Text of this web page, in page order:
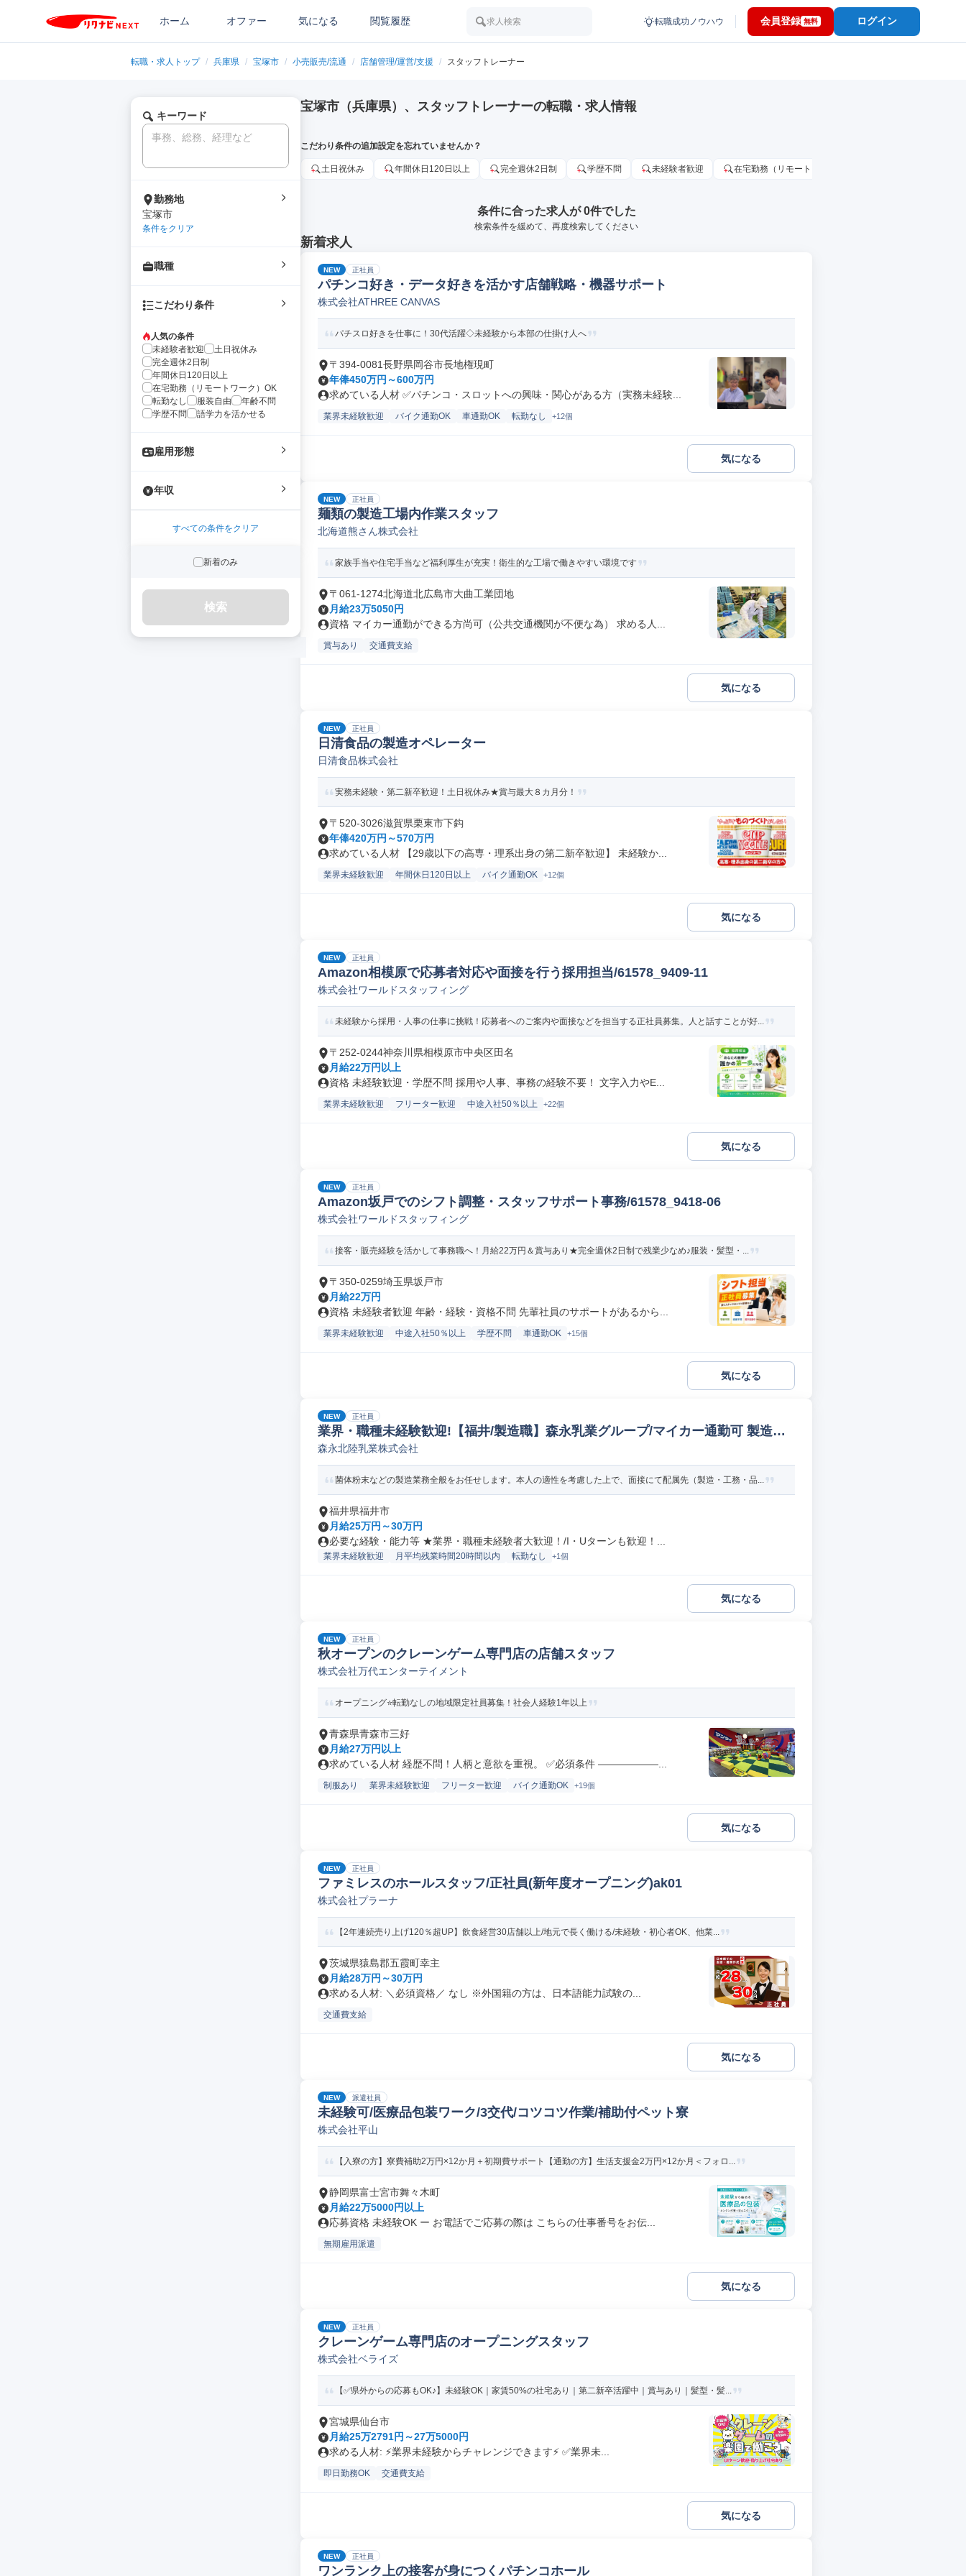
ホーム オファー 気になる 閲覧履歴 求人検索 転職成功ノウハウ 会員登録 無料 ログイン
転職・求人トップ / 兵庫県 / 宝塚市 / 小売販売/流通 / 店舗管理/運営/支援 / スタッフトレーナー
キーワード
勤務地
宝塚市
条件をクリア
職種
こだわり条件
人気の条件
未経験者歓迎
土日祝休み
完全週休2日制
年間休日120日以上
在宅勤務（リモートワーク）OK
転勤なし
服装自由
年齢不問
学歴不問
語学力を活かせる
雇用形態
年収
すべての条件をクリア
新着のみ
検索
宝塚市（兵庫県）、スタッフトレーナーの転職・求人情報
こだわり条件の追加設定を忘れていませんか？
土日祝休み 年間休日120日以上 完全週休2日制 学歴不問 未経験者歓迎 在宅勤務（リモートワーク）OK
条件に合った求人が 0件でした
検索条件を緩めて、再度検索してください
新着求人
NEW 正社員
パチンコ好き・データ好きを活かす店舗戦略・機器サポート
株式会社ATHREE CANVAS
パチスロ好きを仕事に！30代活躍◇未経験から本部の仕掛け人へ
〒394-0081長野県岡谷市長地権現町
年俸450万円～600万円
求めている人材 ✅パチンコ・スロットへの興味・関心がある方（実務未経験...
業界未経験歓迎 バイク通勤OK 車通勤OK 転勤なし +12個
気になる
NEW 正社員
麺類の製造工場内作業スタッフ
北海道熊さん株式会社
家族手当や住宅手当など福利厚生が充実！衛生的な工場で働きやすい環境です
〒061-1274北海道北広島市大曲工業団地
月給23万5050円
資格 マイカー通勤ができる方尚可（公共交通機関が不便な為） 求める人...
賞与あり 交通費支給
気になる
NEW 正社員
日清食品の製造オペレーター
日清食品株式会社
実務未経験・第二新卒歓迎！土日祝休み★賞与最大８カ月分！
〒520-3026滋賀県栗東市下鈎
年俸420万円～570万円
求めている人材 【29歳以下の高専・理系出身の第二新卒歓迎】 未経験か...
業界未経験歓迎 年間休日120日以上 バイク通勤OK +12個
気になる
NEW 正社員
Amazon相模原で応募者対応や面接を行う採用担当/61578_9409-11
株式会社ワールドスタッフィング
未経験から採用・人事の仕事に挑戦！応募者へのご案内や面接などを担当する正社員募集。人と話すことが好...
〒252-0244神奈川県相模原市中央区田名
月給22万円以上
資格 未経験歓迎・学歴不問 採用や人事、事務の経験不要！ 文字入力やE...
業界未経験歓迎 フリーター歓迎 中途入社50％以上 +22個
気になる
NEW 正社員
Amazon坂戸でのシフト調整・スタッフサポート事務/61578_9418-06
株式会社ワールドスタッフィング
接客・販売経験を活かして事務職へ！月給22万円＆賞与あり★完全週休2日制で残業少なめ♪服装・髪型・...
〒350-0259埼玉県坂戸市
月給22万円
資格 未経験者歓迎 年齢・経験・資格不問 先輩社員のサポートがあるから...
業界未経験歓迎 中途入社50％以上 学歴不問 車通勤OK +15個
気になる
NEW 正社員
業界・職種未経験歓迎!【福井/製造職】森永乳業グループ/マイカー通勤可 製造オ
ペレーター/ラインマネージャー(食品/飲料/たばこ)
森永北陸乳業株式会社
菌体粉末などの製造業務全般をお任せします。本人の適性を考慮した上で、面接にて配属先（製造・工務・品...
福井県福井市
月給25万円～30万円
必要な経験・能力等 ★業界・職種未経験者大歓迎！/I・Uターンも歓迎！...
業界未経験歓迎 月平均残業時間20時間以内 転勤なし +1個
気になる
NEW 正社員
秋オープンのクレーンゲーム専門店の店舗スタッフ
株式会社万代エンターテイメント
オープニング⭐転勤なしの地域限定社員募集！社会人経験1年以上
青森県青森市三好
月給27万円以上
求めている人材 経歴不問！人柄と意欲を重視。 ✅必須条件 ――――――...
制服あり 業界未経験歓迎 フリーター歓迎 バイク通勤OK +19個
気になる
NEW 正社員
ファミレスのホールスタッフ/正社員(新年度オープニング)ak01
株式会社プラーナ
【2年連続売り上げ120％超UP】飲食経営30店舗以上/地元で長く働ける/未経験・初心者OK、他業...
茨城県猿島郡五霞町幸主
月給28万円～30万円
求める人材: ＼必須資格／ なし ※外国籍の方は、日本語能力試験の...
交通費支給
気になる
NEW 派遣社員
未経験可/医療品包装ワーク/3交代/コツコツ作業/補助付ペット寮
株式会社平山
【入寮の方】寮費補助2万円×12か月＋初期費サポート【通勤の方】生活支援金2万円×12か月＜フォロ...
静岡県富士宮市舞々木町
月給22万5000円以上
応募資格 未経験OK ー お電話でご応募の際は こちらの仕事番号をお伝...
無期雇用派遣
気になる
NEW 正社員
クレーンゲーム専門店のオープニングスタッフ
株式会社ベライズ
【✅️県外からの応募もOK♪】未経験OK｜家賃50%の社宅あり｜第二新卒活躍中｜賞与あり｜髪型・髪...
宮城県仙台市
月給25万2791円～27万5000円
求める人材: ⚡️業界未経験からチャレンジできます⚡️ ✅️業界未...
即日勤務OK 交通費支給
気になる
NEW 正社員
ワンランク上の接客が身につくパチンコホール